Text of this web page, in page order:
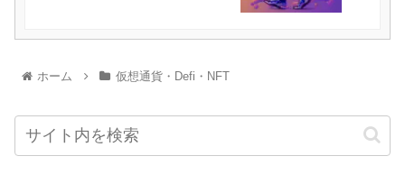
ホーム 仮想通貨・Defi・NFT